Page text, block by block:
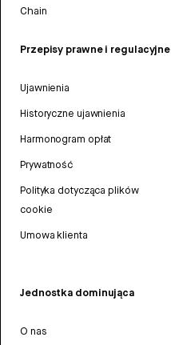
Chain
Przepisy prawne i regulacyjne
Ujawnienia
Historyczne ujawnienia
Harmonogram opłat
Prywatność
Polityka dotycząca plików
cookie
Umowa klienta
Jednostka dominująca
O nas